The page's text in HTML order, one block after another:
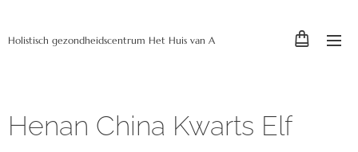
Holistisch gezondheidscentrum Het Huis van A
Henan China Kwarts Elf